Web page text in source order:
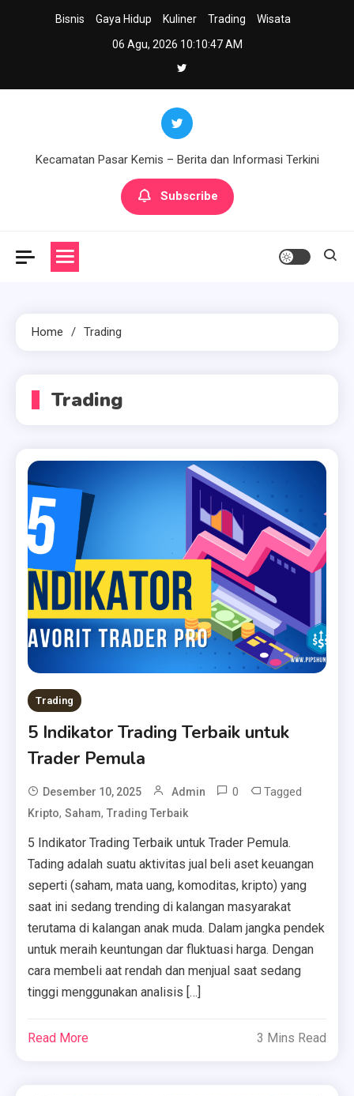
Bisnis Gaya Hidup Kuliner Trading
Wisata
06 Agu, 2026 10:10:47 AM
Kecamatan Pasar Kemis – Berita dan Informasi Terkini
Subscribe
Home Trading
Trading
Trading
5 Indikator Trading Terbaik untuk
Trader Pemula
Desember 10, 2025 Admin 0 Tagged
Kripto,Saham,Trading Terbaik
5 Indikator Trading Terbaik untuk Trader Pemula.
Tading adalah suatu aktivitas jual beli aset keuangan
seperti (saham, mata uang, komoditas, kripto) yang
saat ini sedang trending di kalangan masyarakat
terutama di kalangan anak muda. Dalam jangka pendek
untuk meraih keuntungan dar fluktuasi harga. Dengan
cara membeli aat rendah dan menjual saat sedang
tinggi menggunakan analisis […]
Read More 3 Mins Read